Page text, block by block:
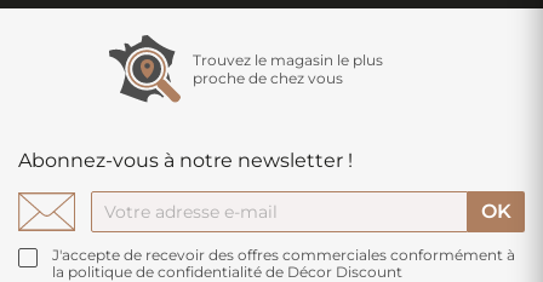
Trouvez le magasin le plus
proche de chez vous
Abonnez-vous à notre newsletter !
J'accepte de recevoir des offres commerciales conformément à
la politique de confidentialité de Décor Discount